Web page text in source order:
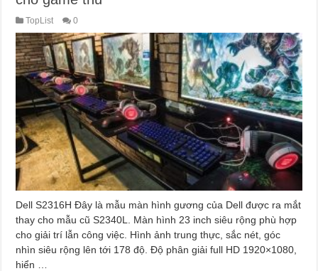
TopList 0
Dell S2316H Đây là mẫu màn hình gương của Dell được ra mắt
thay cho mẫu cũ S2340L. Màn hình 23 inch siêu rộng phù hợp
cho giải trí lẫn công việc. Hình ảnh trung thực, sắc nét, góc
nhìn siêu rộng lên tới 178 độ. Độ phân giải full HD 1920×1080,
hiển …